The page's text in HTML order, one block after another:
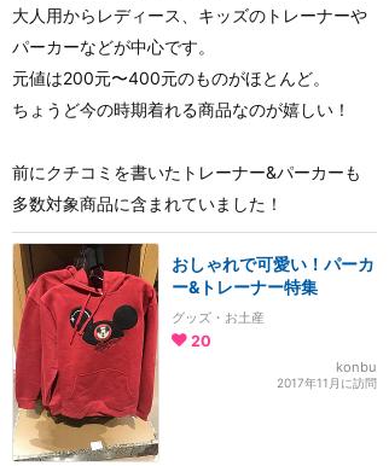
大人用からレディース、キッズのトレーナーや
パーカーなどが中心です。
元値は200元〜400元のものがほとんど。
ちょうど今の時期着れる商品なのが嬉しい！
前にクチコミを書いたトレーナー&パーカーも
多数対象商品に含まれていました！
おしゃれで可愛い！パーカ
ー&トレーナー特集
グッズ・お土産
20
konbu
2017年11月に訪問